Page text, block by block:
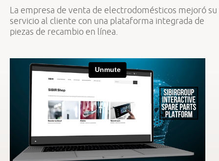
La empresa de venta de electrodomésticos mejoró su
servicio al cliente con una plataforma integrada de
piezas de recambio en línea.